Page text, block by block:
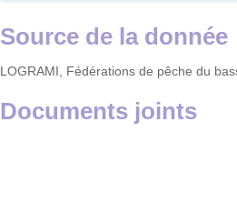
Source de la donnée
LOGRAMI, Fédérations de pêche du
Documents joints